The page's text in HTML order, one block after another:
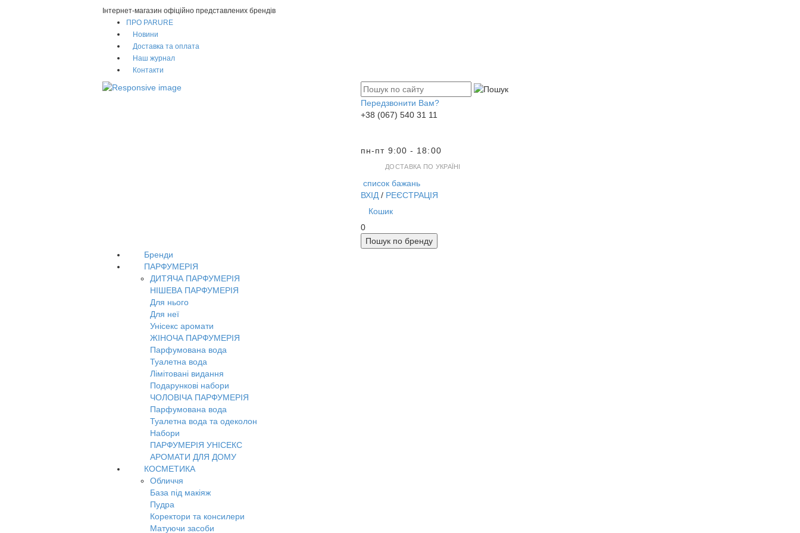
Інтернет-магазин офіційно представлених брендів
ПРО PARURE
Новини
Доставка та оплата
Наш журнал
Контакти
Передзвонити Вам?
+38 (067) 540 31 11
пн-пт 9:00 - 18:00
ДОСТАВКА ПО УКРАЇНІ
список бажань
ВХІД / РЕЄСТРАЦІЯ
Кошик
0
Пошук по бренду
Бренди
ПАРФУМЕРІЯ
ДИТЯЧА ПАРФУМЕРІЯ
НІШЕВА ПАРФУМЕРІЯ
Для нього
Для неї
Унісекс аромати
ЖІНОЧА ПАРФУМЕРІЯ
Парфумована вода
Туалетна вода
Лімітовані видання
Подарункові набори
ЧОЛОВІЧА ПАРФУМЕРІЯ
Парфумована вода
Туалетна вода та одеколон
Набори
ПАРФУМЕРІЯ УНІСЕКС
АРОМАТИ ДЛЯ ДОМУ
КОСМЕТИКА
Обличчя
База під макіяж
Пудра
Коректори та консилери
Матуючи засоби